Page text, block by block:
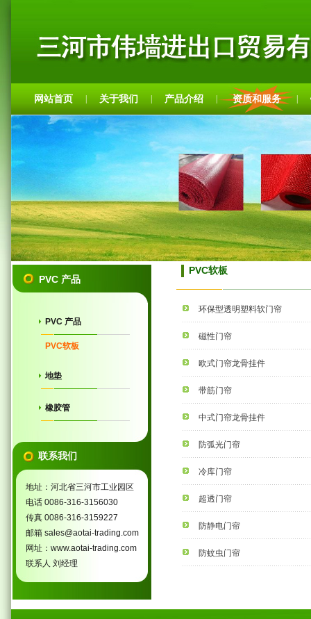
网站首页 关于我们 产品介绍 资质和服务
PVC 产品
PVC 产品
PVC软板
地垫
橡胶管
联系我们
地址：河北省三河市工业园区
电话 0086-316-3156030
传真 0086-316-3159227
邮箱 sales@aotai-trading.com
网址：www.aotai-trading.com
联系人 刘经理
PVC软板
环保型透明塑料软门帘
磁性门帘
欧式门帘龙骨挂件
带筋门帘
中式门帘龙骨挂件
防弧光门帘
冷库门帘
超透门帘
防静电门帘
防蚊虫门帘